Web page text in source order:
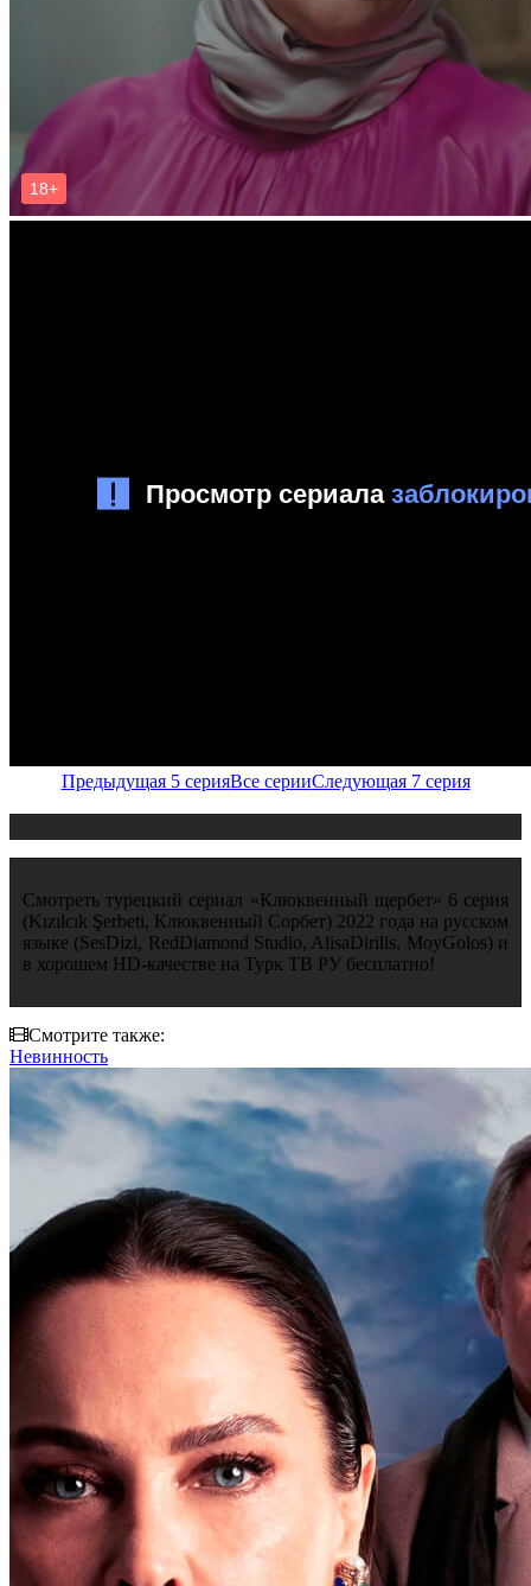
Предыдущая 5 серияВсе серииСледующая 7 серия
Смотреть турецкий сериал «Клюквенный щербет» 6 серия
(Kızılcık Şerbeti, Клюквенный Сорбет) 2022 года на русском
языке (SesDizi, RedDiamond Studio, AlisaDirilis, MoyGolos) и
в хорошем HD-качестве на Турк ТВ РУ бесплатно!
Смотрите также:
Невинность